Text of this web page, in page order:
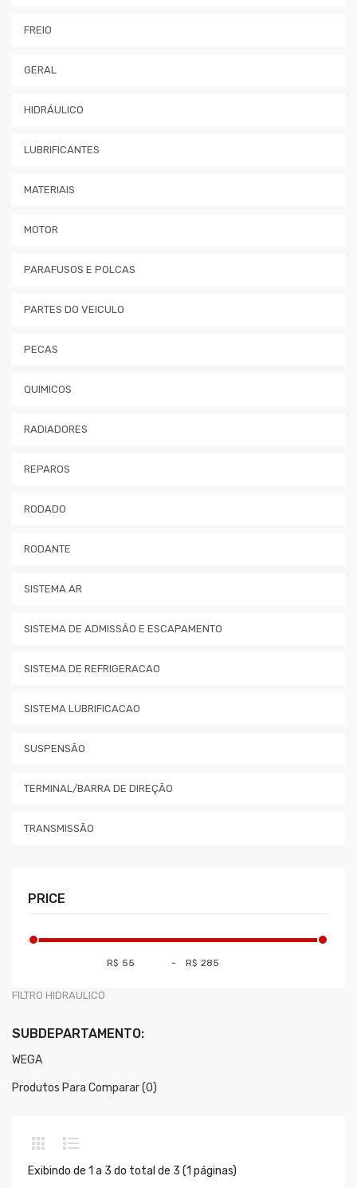
PRICE
R$ - R$
FREIO
GERAL
HIDRÁULICO
LUBRIFICANTES
MATERIAIS
MOTOR
PARAFUSOS E POLCAS
PARTES DO VEICULO
PECAS
QUIMICOS
RADIADORES
REPAROS
RODADO
RODANTE
SISTEMA AR
SISTEMA DE ADMISSÃO E ESCAPAMENTO
SISTEMA DE REFRIGERACAO
SISTEMA LUBRIFICACAO
SUSPENSÃO
TERMINAL/BARRA DE DIREÇÃO
TRANSMISSÃO
FILTRO HIDRAULICO
SUBDEPARTAMENTO:
WEGA
Produtos Para Comparar (0)
Exibindo de 1 a 3 do total de 3 (1 páginas)